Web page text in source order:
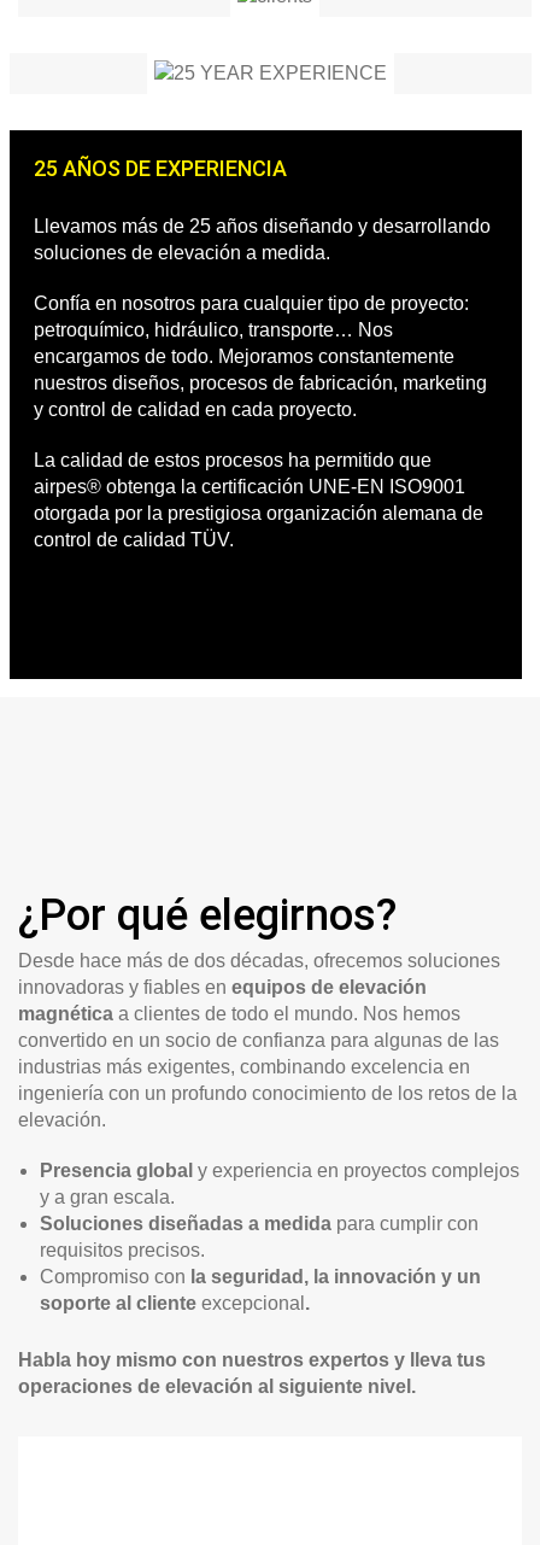
25 AÑOS DE EXPERIENCIA
Llevamos más de 25 años diseñando y desarrollando
soluciones de elevación a medida.
Confía en nosotros para cualquier tipo de proyecto:
petroquímico, hidráulico, transporte… Nos
encargamos de todo. Mejoramos constantemente
nuestros diseños, procesos de fabricación, marketing
y control de calidad en cada proyecto.
La calidad de estos procesos ha permitido que
airpes® obtenga la certificación UNE-EN ISO9001
otorgada por la prestigiosa organización alemana de
control de calidad TÜV.
¿Por qué elegirnos?
Desde hace más de dos décadas, ofrecemos soluciones
innovadoras y fiables en equipos de elevación
magnética a clientes de todo el mundo. Nos hemos
convertido en un socio de confianza para algunas de las
industrias más exigentes, combinando excelencia en
ingeniería con un profundo conocimiento de los retos de la
elevación.
Presencia global y experiencia en proyectos complejos
y a gran escala.
Soluciones diseñadas a medida para cumplir con
requisitos precisos.
Compromiso con la seguridad, la innovación y un
soporte al cliente excepcional .
Habla hoy mismo con nuestros expertos y lleva tus
operaciones de elevación al siguiente nivel.